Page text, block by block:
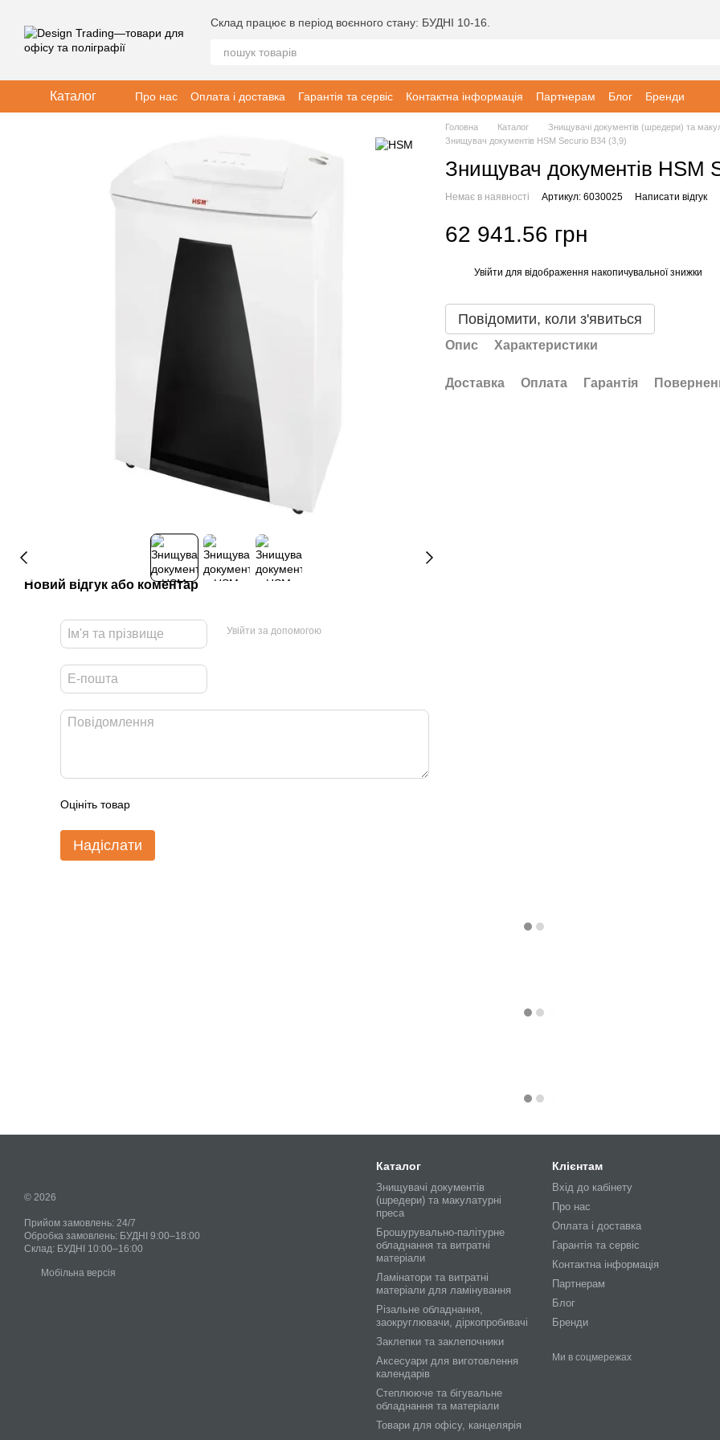
Склад працює в період воєнного стану: БУДНІ 10-16.
Каталог Про нас Оплата і доставка Гарантія та сервіс Контактна інформація Партнерам Блог Бренди
Новий відгук або коментар
Увійти за допомогою
Оцініть товар
Надіслати
Головна Каталог
Знищувачі документів (шредери) та
Знищувач документів HSM Securio B34 (3,9)
Знищувач документів HSM
Немає в наявності Артикул: 6030025 Написати відгук
62 941.56 грн
Увійти для відображення накопичувальної знижки
Повідомити, коли з'явиться
Опис Характеристики
Доставка Оплата Гарантія
© 2026
Прийом замовлень: 24/7
Обробка замовлень: БУДНІ 9:00–18:00
Склад: БУДНІ 10:00–16:00
Мобільна версія
Каталог
Знищувачі документів
(шредери) та макулатурні
преса
Брошурувально-палітурне
обладнання та витратні
матеріали
Ламінатори та витратні
матеріали для ламінування
Різальне обладнання,
заокруглювачи, діркопробивачі
Заклепки та заклепочники
Аксесуари для виготовлення
календарів
Степлююче та бігувальне
обладнання та матеріали
Товари для офісу, канцелярія
Клієнтам
Вхід до кабінету
Про нас
Оплата і доставка
Гарантія та сервіс
Контактна інформація
Партнерам
Блог
Бренди
Ми в соцмережах